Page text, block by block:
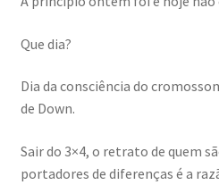
Que dia?
Dia da consciência do
de Down.
Sair do 3×4, o retrato de quem
portadores de diferenças é a